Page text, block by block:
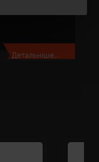
Детальніше...